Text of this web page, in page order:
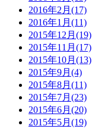
2016年2月(17)
2016年1月(11)
2015年12月(19)
2015年11月(17)
2015年10月(13)
2015年9月(4)
2015年8月(11)
2015年7月(23)
2015年6月(20)
2015年5月(19)